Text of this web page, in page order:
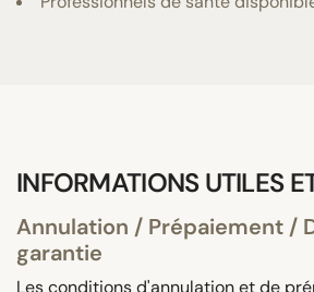
INFORMATIONS UTILES
Annulation / Prépaiement /
garantie
Les conditions d'annulation et de